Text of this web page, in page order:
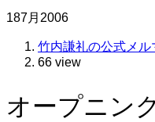
187月 2006
竹内謙礼の公式メル
66 view
オープニン